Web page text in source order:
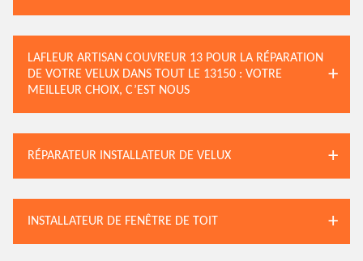
LAFLEUR ARTISAN COUVREUR 13 POUR LA RÉPARATION
DE VOTRE VELUX DANS TOUT LE 13150 : VOTRE
MEILLEUR CHOIX, C’EST NOUS
RÉPARATEUR INSTALLATEUR DE VELUX
INSTALLATEUR DE FENÊTRE DE TOIT